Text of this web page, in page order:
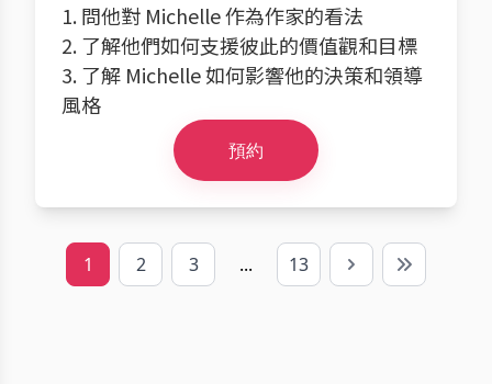
1. 問他對 Michelle 作為作家的看法
2. 了解他們如何支援彼此的價值觀和目標
3. 了解 Michelle 如何影響他的決策和領導
風格
預約
1 2 3 ... 13 Next Last